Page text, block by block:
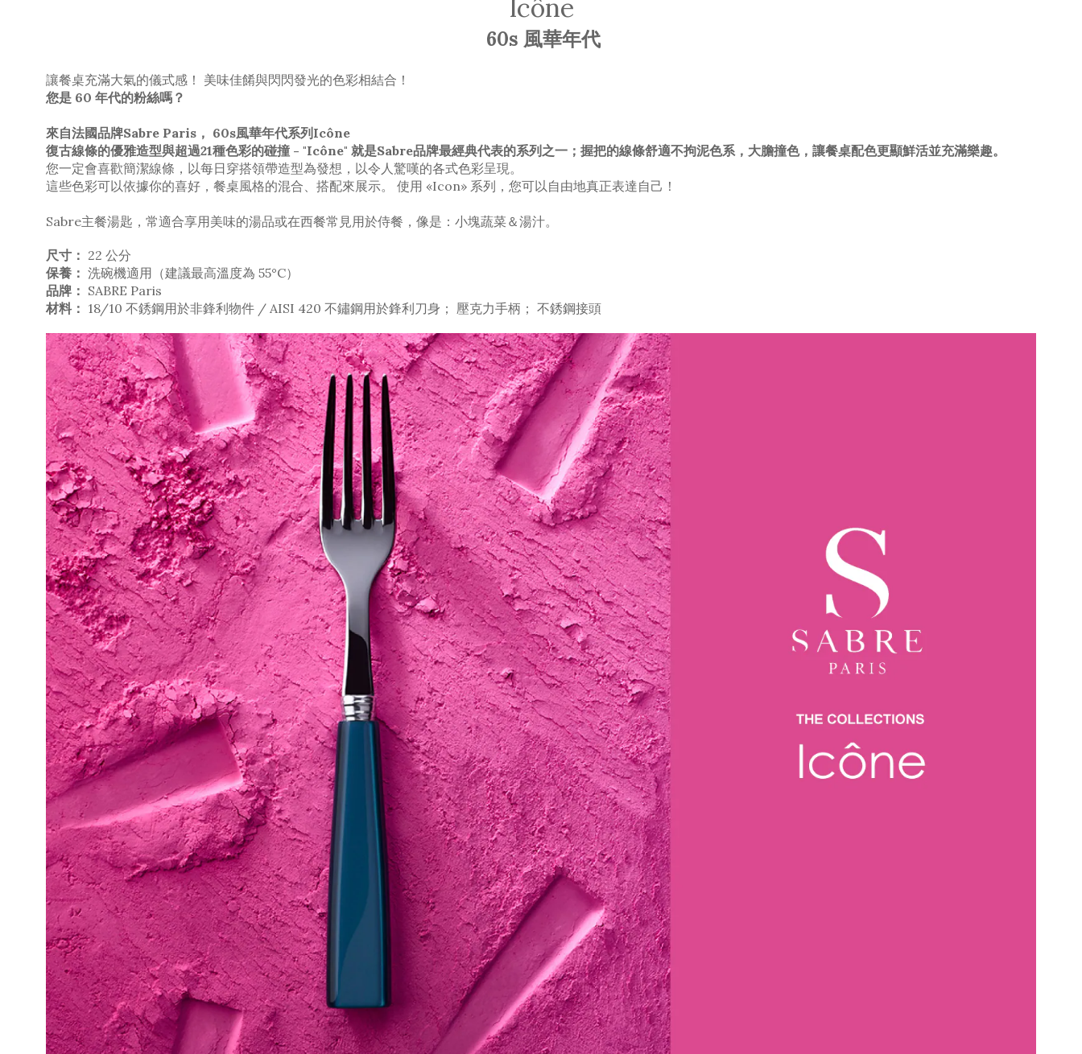
Icône
60s 風華年代
讓餐桌充滿大氣的儀式感！ 美味佳餚與閃閃發光的色彩相結合！
您是 60 年代的粉絲嗎？
來自法國品牌Sabre Paris， 60s風華年代系列Icône
復古線條的優雅造型與超過21種色彩的碰撞 - "Icône" 就是Sabre品牌最經典代表的系列之一；握把的線條舒適不拘泥色系，大膽撞色，讓餐桌配色更顯鮮活並充滿樂趣。
您一定會喜歡簡潔線條，以每日穿搭領帶造型為發想，以令人驚嘆的各式色彩呈現。
這些色彩可以依據你的喜好，餐桌風格的混合、搭配來展示。 使用 «Icon» 系列，您可以自由地真正表達自己！
Sabre主餐湯匙，常適合享用美味的湯品或在西餐常見用於侍餐，像是：小塊蔬菜＆湯汁。
尺寸： 22 公分
保養： 洗碗機適用（建議最高溫度為 55°C）
品牌： SABRE Paris
材料： 18/10 不銹鋼用於非鋒利物件 / AISI 420 不鏽鋼用於鋒利刀身； 壓克力手柄； 不銹鋼接頭